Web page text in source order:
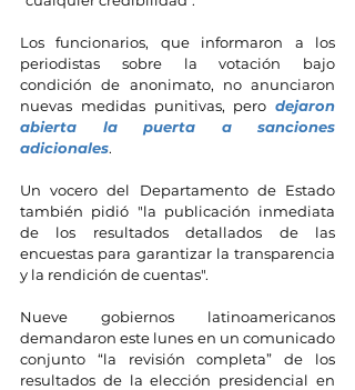
Los funcionarios, que informaron a los
periodistas sobre la votación bajo
condición de anonimato, no anunciaron
nuevas medidas punitivas, pero dejaron
abierta la puerta a sanciones
adicionales.
Un vocero del Departamento de Estado
también pidió "la publicación inmediata
de los resultados detallados de las
encuestas para garantizar la transparencia
y la rendición de cuentas".
Nueve gobiernos latinoamericanos
demandaron este lunes en un comunicado
conjunto “la revisión completa” de los
resultados de la elección presidencial en